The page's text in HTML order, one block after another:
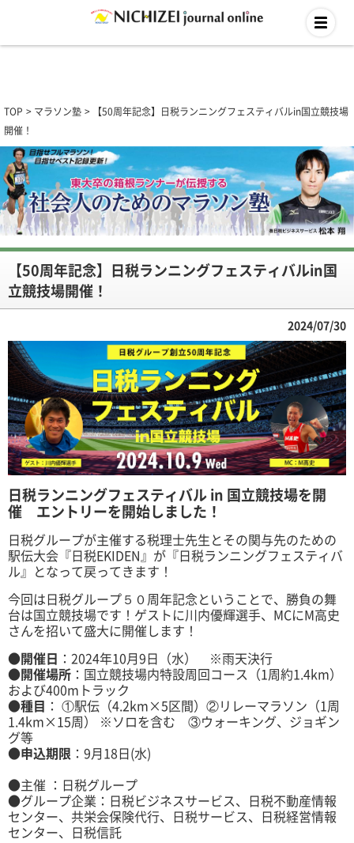
TOP マラソン塾
【50周年記念】日税ランニングフェスティバルin国立競技場
開催！
【50周年記念】日税ランニングフェスティバルin国
立競技場開催！
2024/07/30
日税ランニングフェスティバル in 国立競技場を開
催 エントリーを開始しました！
日税グループが主催する税理士先生とその関与先のための
駅伝大会『日税EKIDEN』が『日税ランニングフェスティバ
ル』となって戻ってきます！
今回は日税グループ５０周年記念ということで、勝負の舞
台は国立競技場です！ ゲストに川内優輝選手、MCにM高史
さんを招いて盛大に開催します！
●開催日 ：2024年10月9日（水） ※雨天決行
●開催場所 ：国立競技場内特設周回コース（1周約1.4km）
および400mトラック
●種目 ： ①駅伝（4.2km×5区間）②リレーマラソン（1周
1.4km×15周） ※ソロを含む ③ウォーキング、ジョギン
グ等
●申込期限 ：9月18日(水)
●主催 ：日税グループ
●グループ企業：日税ビジネスサービス、日税不動産情報
センター、共栄会保険代行、日税サービス、日税経営情報
センター、日税信託